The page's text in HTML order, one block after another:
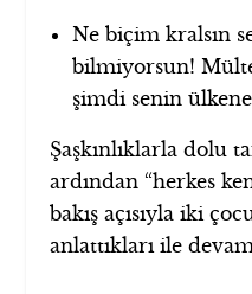
Ne biçim kralsın
bilmiyorsun!
şimdi senin ülkene
Şaşkınlıklarla dolu
ardından “herkes
bakış açısıyla iki
anlattıkları ile